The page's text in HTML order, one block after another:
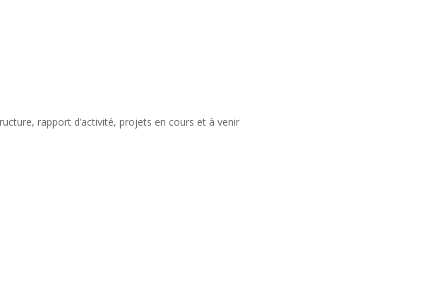
rapport d’activité, projets en cours et à venir​